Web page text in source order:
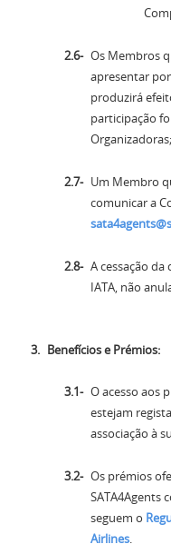
Os Membros
apresentar
produzirá
participação
Organizadoras;
Um Membro
comunicar a
A cessação
IATA, não
Benefícios e Prémios:
O acesso aos
estejam
associação à
Os prémios
SATA4Agents
seguem o
Airlines.